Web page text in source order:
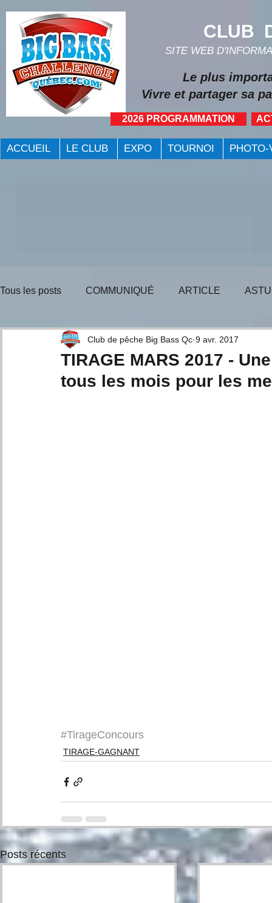
CLUB
SITE WEB
Vivre et partager sa
2026 PROGRAMMATION
Le plus
ACCUEIL LE CLUB EXPO TOURNOI PHOTO-
Tous les posts COMMUNIQUÉ ARTICLE
BULLETIN-INFO TIRAGE-GAGNANT
CONSEILS D'EXPERTS
TIRAGE MARS 2017 -
tous les mois pour les
Club de pêche Big Bass Qc 9 avr. 2017
#TirageConcours
TIRAGE-GAGNANT
Posts récents